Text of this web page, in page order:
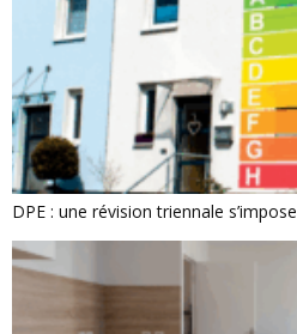
DPE : une révision triennale s’impose